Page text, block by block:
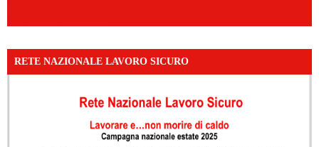
RETE NAZIONALE LAVORO SICURO